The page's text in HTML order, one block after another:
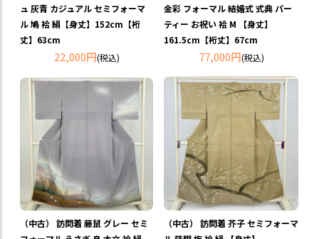
ュ 灰青 カジュアル セミフォーマ
ル 鳩 袷 絹【身丈】152cm【裄
丈】63cm
22,000円(税込)
金彩 フォーマル 結婚式 式典 パー
ティー お祝い 袷 M 【身丈】
161.5cm【裄丈】67cm
77,000円(税込)
（中古） 訪問着 藤鼠 グレー セミ
（中古） 訪問着 芥子 セミフォーマ